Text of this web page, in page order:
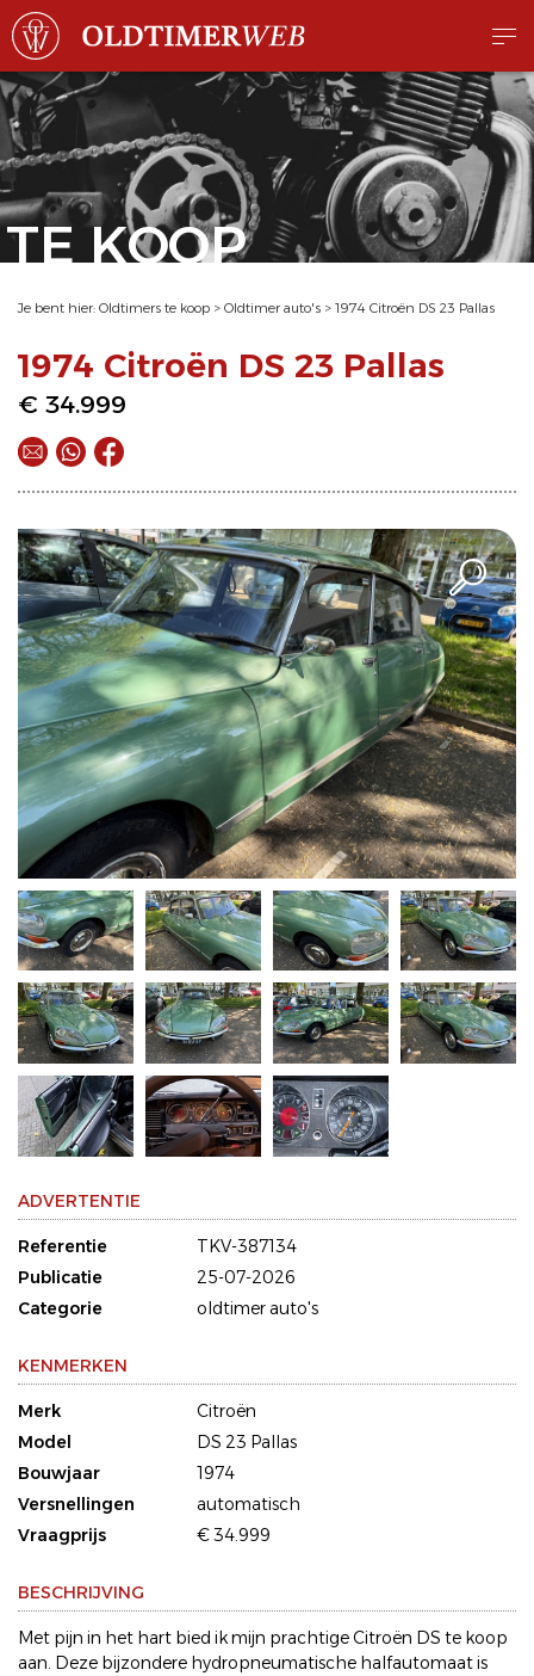
TE KOOP
Je bent hier: Oldtimers te koop > Oldtimer auto's > 1974 Citroën DS 23 Pallas
1974 Citroën DS 23 Pallas
€ 34.999
ADVERTENTIE
Referentie
TKV-387134
Publicatie
25-07-2026
Categorie
oldtimer auto's
KENMERKEN
Merk
Citroën
Model
DS 23 Pallas
Bouwjaar
1974
Versnellingen
automatisch
Vraagprijs
€ 34.999
BESCHRIJVING
Met pijn in het hart bied ik mijn prachtige Citroën DS te koop
aan. Deze bijzondere hydropneumatische halfautomaat is